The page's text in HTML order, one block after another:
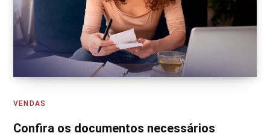
VENDAS
Confira os documentos necessários